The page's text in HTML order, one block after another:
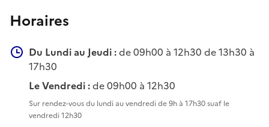
Horaires
Du Lundi au Jeudi :de 09h00 à 12h30 de 13h30 à
17h30
Le Vendredi :de 09h00 à 12h30
Sur rendez-vous du lundi au vendredi de 9h à 17h30 suaf le
vendredi 12h30